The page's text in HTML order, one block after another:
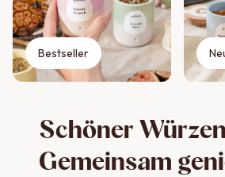
Bestseller
Schöner Würzen
Gemeinsam